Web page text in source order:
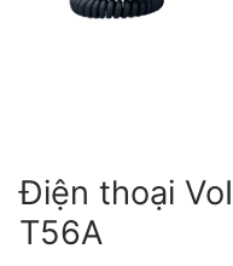
Điện thoại
T56A